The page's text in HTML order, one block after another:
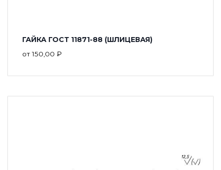
ГАЙКА ГОСТ 11871-88 (ШЛИЦЕВАЯ)
от150,00 ₽